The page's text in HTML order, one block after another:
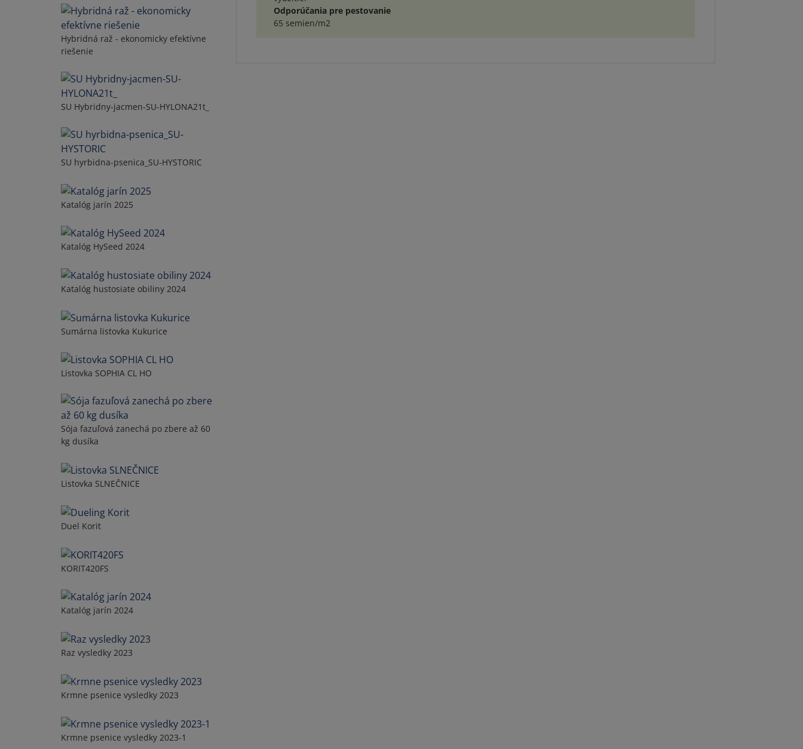
Hybridná raž - ekonomicky efektívne
riešenie
SU Hybridny-jacmen-SU-HYLONA21t_
SU hyrbidna-psenica_SU-HYSTORIC
Katalóg jarín 2025
Katalóg HySeed 2024
Katalóg hustosiate obiliny 2024
Sumárna listovka Kukurice
Listovka SOPHIA CL HO
Sója fazuľová zanechá po zbere až 60
kg dusíka
Listovka SLNEČNICE
Duel Korit
KORIT420FS
Katalóg jarín 2024
Raz vysledky 2023
Krmne psenice vysledky 2023
Krmne psenice vysledky 2023-1
Odporúčania pre pestovanie
65 semien/m2